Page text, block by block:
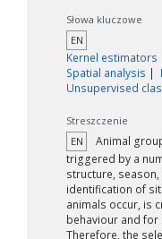
Słowa kluczowe
EN
Kernel estimators
Spatial analysis
Unsupervised
Streszczenie
EN
Animal
triggered by a
structure,
identification of
animals occur, is
behaviour and for
Therefore, the